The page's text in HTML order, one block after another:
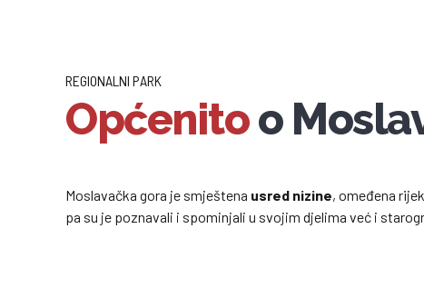
REGIONALNI PARK
Općenitoo
Moslavačka gora je smještena usred nizine, omeđena
pa su je poznavali i spominjali u svojim djelima već i